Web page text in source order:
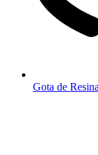
Gota de Resina